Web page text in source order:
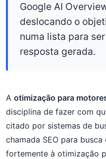
Google AI
deslocando o
numa lista para
resposta gerada.
A otimização para
disciplina de fazer com
citado por sistemas de
chamada SEO para
fortemente à otimização